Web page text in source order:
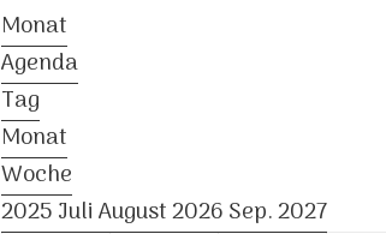
Monat
Agenda
Tag
Monat
Woche
2025JuliAugust 2026Sep.2027